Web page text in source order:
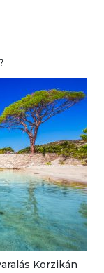
Korzikán